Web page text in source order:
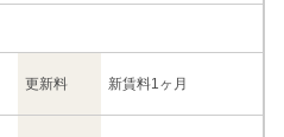
更新料 新賃料1ヶ月